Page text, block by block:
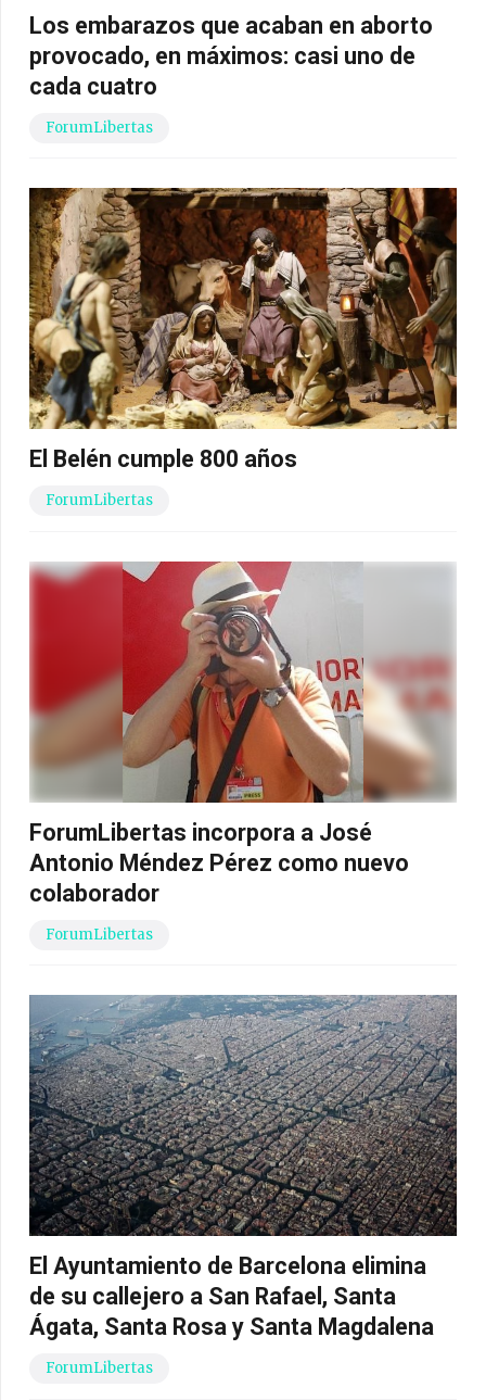
Los embarazos que acaban en aborto
provocado, en máximos: casi uno de
cada cuatro
ForumLibertas
El Belén cumple 800 años
ForumLibertas
ForumLibertas incorpora a José
Antonio Méndez Pérez como nuevo
colaborador
ForumLibertas
El Ayuntamiento de Barcelona elimina
de su callejero a San Rafael, Santa
Ágata, Santa Rosa y Santa Magdalena
ForumLibertas